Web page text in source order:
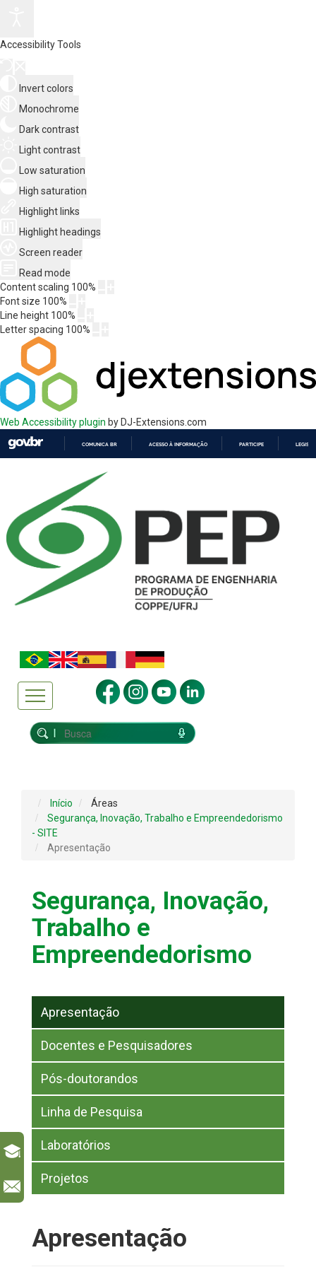
Accessibility Tools
Invert colors
Monochrome
Dark contrast
Light contrast
Low saturation
High saturation
Highlight links
Highlight headings
Screen reader
Read mode
Content scaling 100%
Font size 100%
Line height 100%
Letter spacing 100%
Web Accessibility plugin by DJ-Extensions.com
COMUNICA BR ACESSO À INFORMAÇÃO PARTICIPE
Início
Áreas
Segurança, Inovação, Trabalho e Empreendedorismo
- SITE
Apresentação
Segurança, Inovação,
Trabalho e
Empreendedorismo
Apresentação
Docentes e Pesquisadores
Pós-doutorandos
Linha de Pesquisa
Laboratórios
Projetos
Apresentação